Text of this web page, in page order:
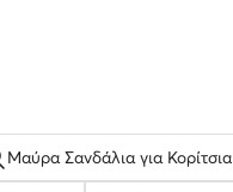
Μαύρα Σανδάλια για Κορίτσια